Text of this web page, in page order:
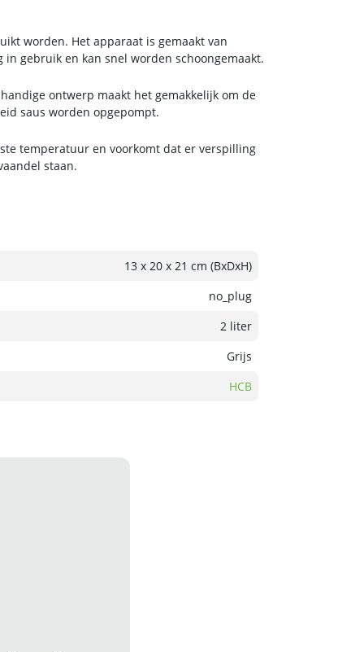
worden. Het apparaat is gemaakt van
gebruik en kan snel worden schoongemaakt.
ontwerp maakt het gemakkelijk om de
saus worden opgepompt.
temperatuur en voorkomt dat er verspilling
staan.
13 x 20 x 21 cm (BxDxH)
no_plug
2 liter
Grijs
HCB